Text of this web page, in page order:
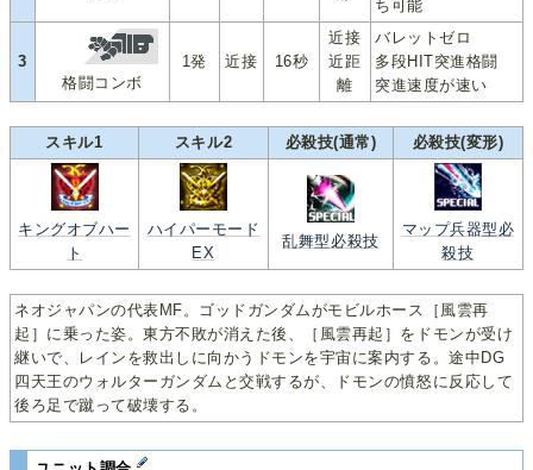
ち可能
3
格闘コンボ
1発 近接 16秒
近接
近距
離
バレットゼロ
多段HIT突進格闘
突進速度が速い
スキル1 スキル2 必殺技(通常) 必殺技(変形)
キングオブハー
ト
ハイパーモード
EX
乱舞型必殺技
マップ兵器型必
殺技
ネオジャパンの代表MF。ゴッドガンダムがモビルホース［風雲再
起］に乗った姿。東方不敗が消えた後、［風雲再起］をドモンが受け
継いで、レインを救出しに向かうドモンを宇宙に案内する。途中DG
四天王のウォルターガンダムと交戦するが、ドモンの憤怒に反応して
後ろ足で蹴って破壊する。